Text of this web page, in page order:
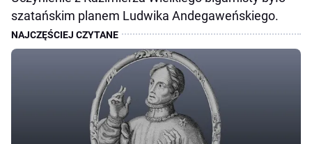
szatańskim planem Ludwika Andegaweńskiego.